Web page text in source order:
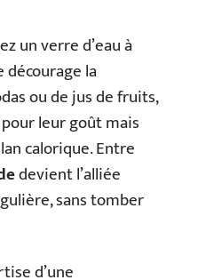
un verre d’eau à
la
ou de jus de fruits,
leur goût mais
calorique. Entre
devient l’alliée
sans tomber
d’une